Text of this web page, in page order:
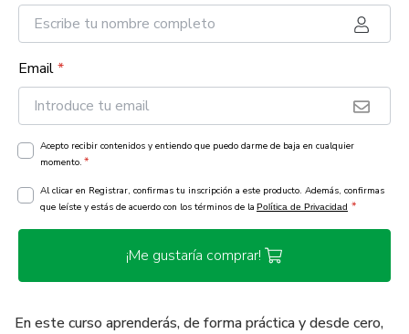
Email*
Acepto recibir contenidos y entiendo que puedo darme de baja en cualquier
momento. *
Al clicar en Registrar, confirmas tu inscripción a este producto. Además, confirmas
que leíste y estás de acuerdo con los términos de la Política de Privacidad *
¡Me gustaría comprar!
En este curso aprenderás, de forma práctica y desde cero,